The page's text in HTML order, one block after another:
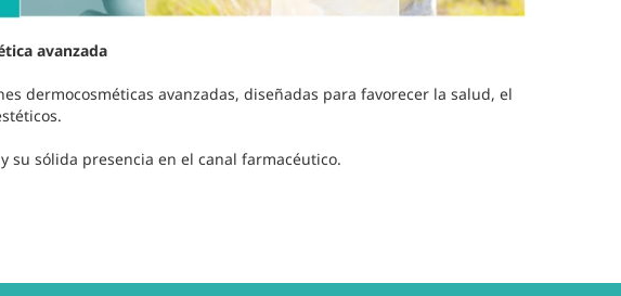
avanzada
dermocosméticas avanzadas, diseñadas para favorecer la salud, el
sólida presencia en el canal farmacéutico.